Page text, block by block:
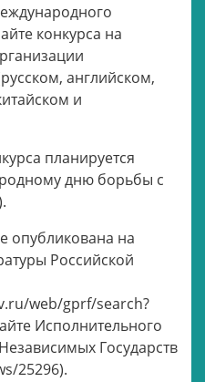
конкурса на
английском,
и
планируется
дню борьбы с
опубликована на
Российской
web/gprf/search?
Исполнительного
Государств
25296).